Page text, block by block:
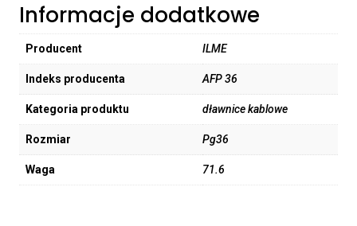
Informacje dodatkowe
Producent ILME
Indeks producenta AFP 36
Kategoria produktu dławnice kablowe
Rozmiar Pg36
Waga 71.6